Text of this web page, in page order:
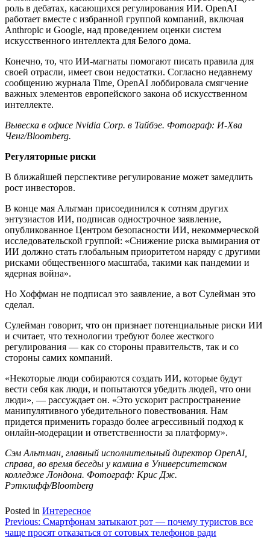
роль в дебатах, касающихся регулирования ИИ. OpenAI
работает вместе с избранной группой компаний, включая
Anthropic и Google, над проведением оценки систем
искусственного интеллекта для Белого дома.
Конечно, то, что ИИ-магнаты помогают писать правила для
своей отрасли, имеет свои недостатки. Согласно недавнему
сообщению журнала Time, OpenAI лоббировала смягчение
важных элементов европейского закона об искусственном
интеллекте.
Вывеска в офисе Nvidia Corp. в Тайбэе. Фотограф: И-Хва
Ченг/Bloomberg.
Регуляторные риски
В ближайшей перспективе регулирование может замедлить
рост инвесторов.
В конце мая Альтман присоединился к сотням других
энтузиастов ИИ, подписав однострочное заявление,
опубликованное Центром безопасности ИИ, некоммерческой
исследовательской группой: «Снижение риска вымирания от
ИИ должно стать глобальным приоритетом наряду с другими
рисками общественного масштаба, такими как пандемии и
ядерная война».
Но Хоффман не подписал это заявление, а вот Сулейман это
сделал.
Сулейман говорит, что он признает потенциальные риски ИИ
и считает, что технологии требуют более жесткого
регулирования — как со стороны правительств, так и со
стороны самих компаний.
«Некоторые люди собираются создать ИИ, которые будут
вести себя как люди, и попытаются убедить людей, что они
люди», — рассуждает он. «Это ускорит распространение
манипулятивного убедительного повествования. Нам
придется применить гораздо более агрессивный подход к
онлайн-модерации и ответственности за платформу».
Сэм Альтман, главный исполнительный директор OpenAI,
справа, во время беседы у камина в Университетском
колледже Лондона. Фотограф: Крис Дж.
Рэтклифф/Bloomberg
Posted in Интересное
Навигация
Previous: Смартфонам затыкают рот — почему туристов все
чаще просят отказаться от сотовых телефонов ради